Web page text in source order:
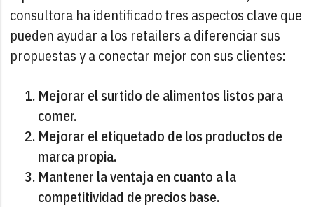
consultora ha identificado tres aspectos clave que
pueden ayudar a los retailers a diferenciar sus
propuestas y a conectar mejor con sus clientes:
Mejorar el surtido de alimentos listos para
comer.
Mejorar el etiquetado de los productos de
marca propia.
Mantener la ventaja en cuanto a la
competitividad de precios base.